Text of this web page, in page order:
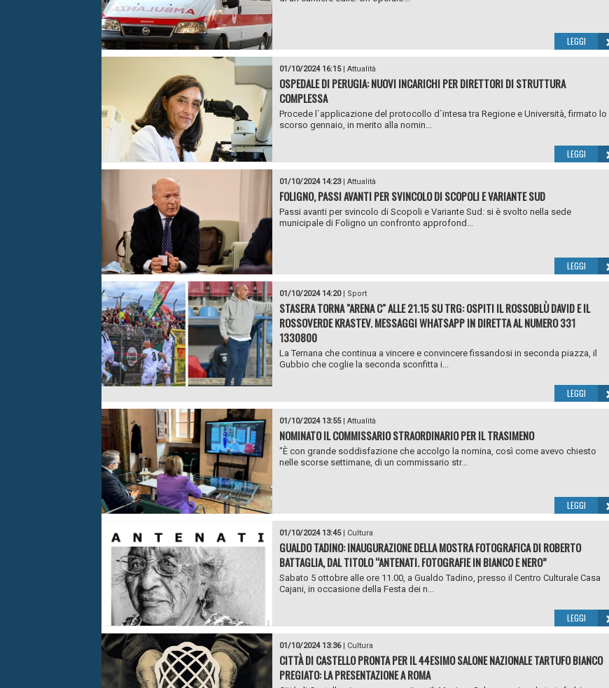
LEGGI
01/10/2024 16:15| Attualità
OSPEDALE DI PERUGIA: NUOVI INCARICHI PER DIRETTORI DI STRUTTURA
COMPLESSA
Procede l`applicazione del protocollo d`intesa tra Regione e Università, firmato lo
scorso gennaio, in merito alla nomin...
LEGGI
01/10/2024 14:23| Attualità
FOLIGNO, PASSI AVANTI PER SVINCOLO DI SCOPOLI E VARIANTE SUD
Passi avanti per svincolo di Scopoli e Variante Sud: si è svolto nella sede
municipale di Foligno un confronto approfond...
LEGGI
01/10/2024 14:20| Sport
STASERA TORNA "ARENA C" ALLE 21.15 SU TRG: OSPITI IL ROSSOBLÙ DAVID E IL
ROSSOVERDE KRASTEV. MESSAGGI WHATSAPP IN DIRETTA AL NUMERO 331
1330800
La Ternana che continua a vincere e convincere fissandosi in seconda piazza, il
Gubbio che coglie la seconda sconfitta i...
LEGGI
01/10/2024 13:55| Attualità
NOMINATO IL COMMISSARIO STRAORDINARIO PER IL TRASIMENO
"È con grande soddisfazione che accolgo la nomina, così come avevo chiesto
nelle scorse settimane, di un commissario str...
LEGGI
01/10/2024 13:45| Cultura
GUALDO TADINO: INAUGURAZIONE DELLA MOSTRA FOTOGRAFICA DI ROBERTO
BATTAGLIA, DAL TITOLO “ANTENATI. FOTOGRAFIE IN BIANCO E NERO”
Sabato 5 ottobre alle ore 11.00, a Gualdo Tadino, presso il Centro Culturale Casa
Cajani, in occasione della Festa dei n...
LEGGI
01/10/2024 13:36| Cultura
CITTÀ DI CASTELLO PRONTA PER IL 44ESIMO SALONE NAZIONALE TARTUFO BIANCO
PREGIATO: LA PRESENTAZIONE A ROMA